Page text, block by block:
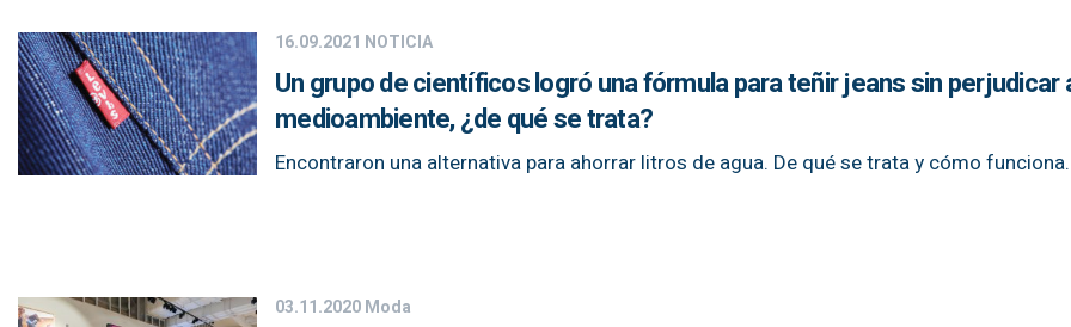
16.09.2021 NOTICIA
Un grupo de científicos logró una fórmula para teñir jeans sin perjudicar
medioambiente, ¿de qué se trata?
Encontraron una alternativa para ahorrar litros de agua. De qué se trata y cómo funciona.
03.11.2020Moda